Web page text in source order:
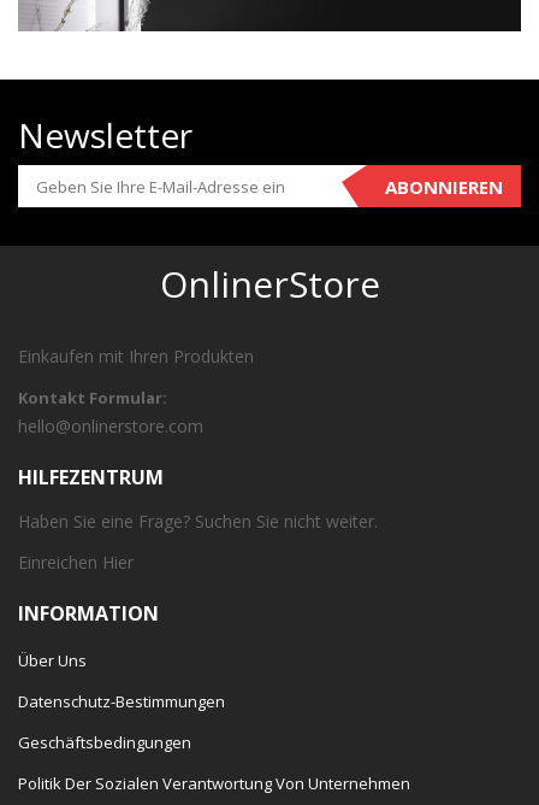
Newsletter
ABONNIEREN
OnlinerStore
Einkaufen mit Ihren Produkten
Kontakt Formular:
hello@onlinerstore.com
HILFEZENTRUM
Haben Sie eine Frage? Suchen Sie nicht weiter.
Einreichen Hier
INFORMATION
Über Uns
Datenschutz-Bestimmungen
Geschäftsbedingungen
Politik Der Sozialen Verantwortung Von Unternehmen